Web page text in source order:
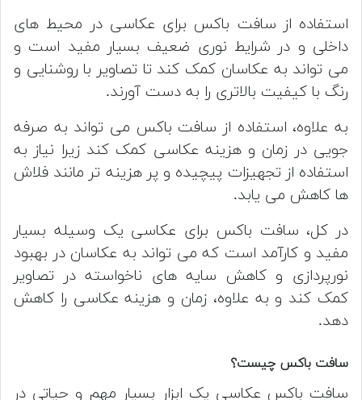
استفاده از سافت باکس برای عکاسی در محیط های
داخلی و در شرایط نوری ضعیف بسیار مفید است و
می تواند به عکاسان کمک کند تا تصاویر با روشنایی و
رنگ با کیفیت بالاتری را به دست آورند.
به علاوه، استفاده از سافت باکس می تواند به صرفه
جویی در زمان و هزینه عکاسی کمک کند زیرا نیاز به
استفاده از تجهیزات پیچیده و پر هزینه تر مانند فلاش
ها کاهش می یابد.
در کل، سافت باکس برای عکاسی یک وسیله بسیار
مفید و کارآمد است که می تواند به عکاسان در بهبود
نورپردازی و کاهش سایه های ناخواسته در تصاویر
کمک کند و به علاوه، زمان و هزینه عکاسی را کاهش
دهد.
سافت باکس چیست؟
سافت باکس عکاسی یک ابزار بسیار مهم و حیاتی در